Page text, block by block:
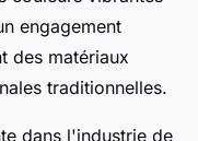
engagement
des matériaux
traditionnelles.
dans l'industrie de